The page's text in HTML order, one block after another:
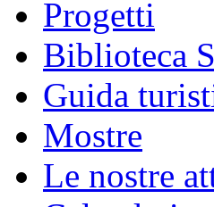
Progetti
Biblioteca
Guida
Mostre
Le nostre